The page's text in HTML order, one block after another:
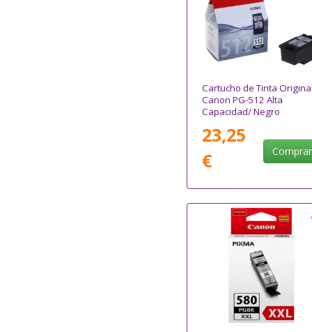
Cartucho de Tinta
Canon PG-512 Alta
Capacidad/ Negro
23,25
€
Comprar